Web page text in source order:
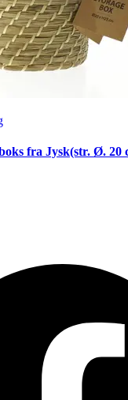
fra Jysk(str. Ø. 20